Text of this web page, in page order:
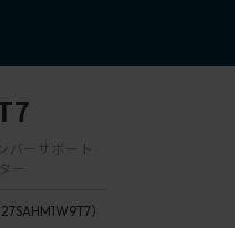
バーサポート
ー
）